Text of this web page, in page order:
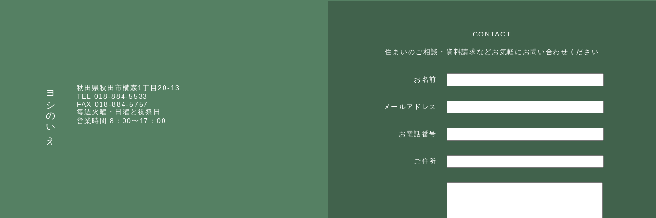
CONTACT
住まいのご相談・資料請求などお気軽に お問い合わせください
お名前
メールアドレス
お電話番号
ご住所
ヨシのいえ
秋田県秋田市横森1丁目20-13
TEL 018-884-5533
FAX 018-884-5757
毎週火曜・日曜と祝祭日
営業時間 8：00〜17：00